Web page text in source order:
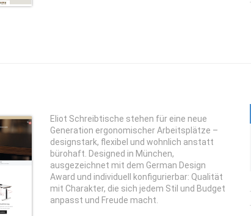
Eliot Schreibtische stehen für eine neue
Generation ergonomischer Arbeitsplätze –
designstark, flexibel und wohnlich anstatt
bürohaft. Designed in München,
ausgezeichnet mit dem German Design
Award und individuell konfigurierbar: Qualität
mit Charakter, die sich jedem Stil und Budget
anpasst und Freude macht.